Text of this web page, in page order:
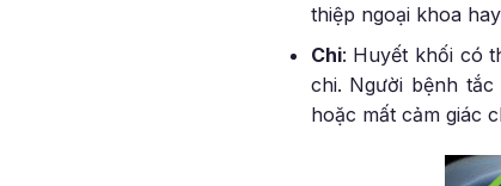
thiệp ngoại khoa
Chi: Huyết khối có
chi. Người bệnh
hoặc mất cảm giác